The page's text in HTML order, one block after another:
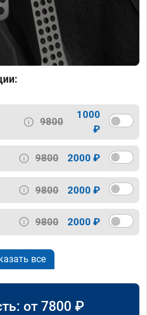
9800
1000
₽
9800 2000 ₽
9800 2000 ₽
9800 2000 ₽
все
от 7800 ₽